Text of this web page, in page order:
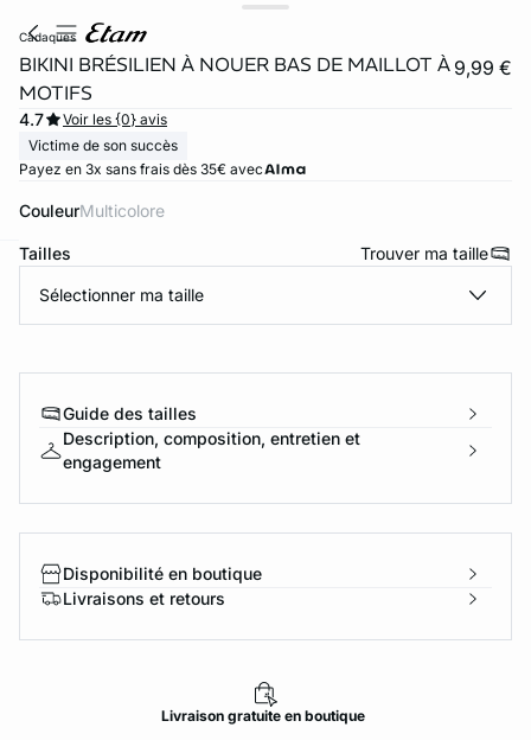
cadaques
BIKINI BRÉSILIEN À NOUER BAS DE MAILLOT À
MOTIFS
9,99 €
4.7
Voir les {0} avis
Victime de son succès
Payez en 3x sans frais dès 35€ avec
Couleur multicolore
Tailles Trouver ma taille
Sélectionner ma taille
Guide des tailles
Description, composition, entretien et
engagement
Disponibilité en boutique
Livraisons et retours
Livraisongratuiteen boutique